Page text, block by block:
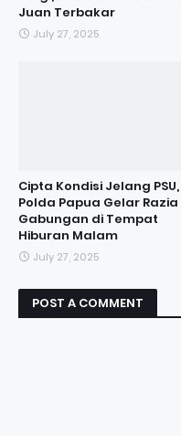
Juan Terbakar
July 27, 2025
Cipta Kondisi Jelang PSU,
Polda Papua Gelar Razia
Gabungan di Tempat
Hiburan Malam
July 27, 2025
POST A COMMENT